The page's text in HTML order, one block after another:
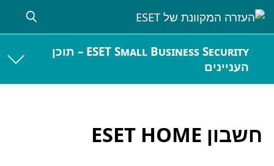
ESET Small Business Security – תוכן
העניינים
חשבון ESET HOME